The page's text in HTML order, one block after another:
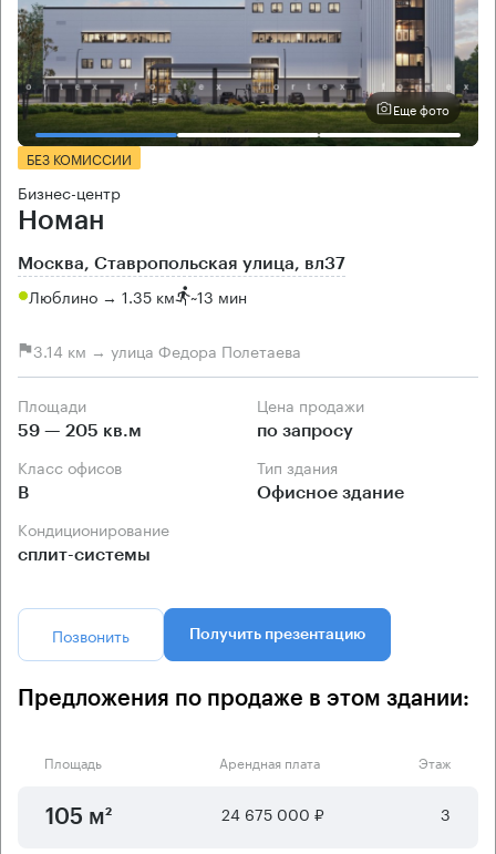
Еще фото
БЕЗ КОМИССИИ
Бизнес-центр
Номан
Москва, Ставропольская улица, вл37
Люблино → 1.35 км ~13 мин
3.14 км → улица Федора Полетаева
Площади
59 — 205 кв.м
Цена продажи
по запросу
Класс офисов
B
Тип здания
Офисное здание
Кондиционирование
сплит-системы
Позвонить Получить презентацию
Предложения по продаже в этом здании:
Площадь Арендная плата Этаж
105 м² 24 675 000 ₽ 3